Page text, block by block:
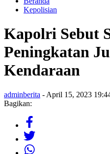
Kepolisian
Kapolri Sebut
Peningkatan
Kendaraan
adminberita - April 15, 2023
Bagikan: